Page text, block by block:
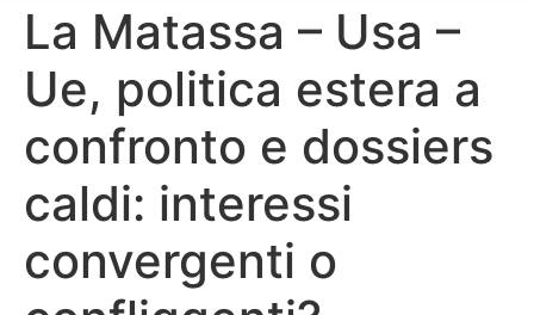
Home
Quelli del Bandolo
Bandolo
Connessioni
Fondazione CERM
La Matassa – Usa –
Ue, politica estera a
confronto e dossiers
caldi: interessi
convergenti o